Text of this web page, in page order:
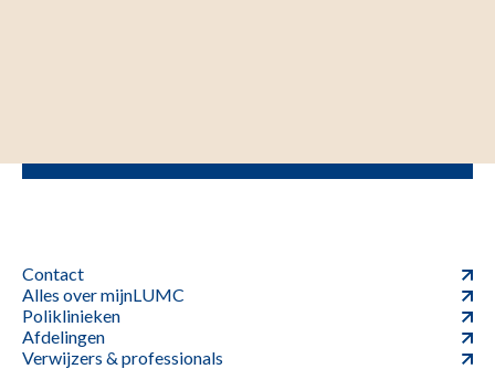
Contact
Alles over mijnLUMC
Poliklinieken
Afdelingen
Verwijzers & professionals